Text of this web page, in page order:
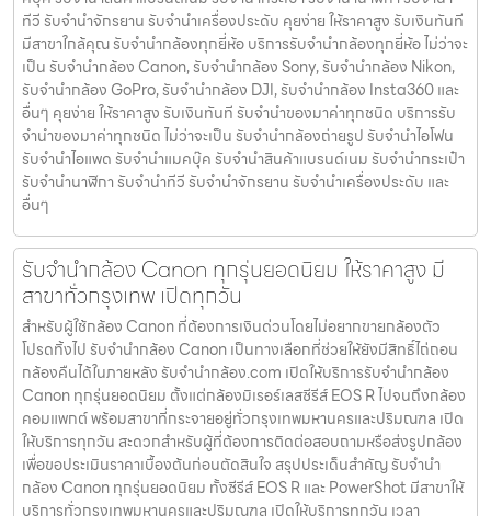
ทีวี รับจํานําจักรยาน รับจํานําเครื่องประดับ คุยง่าย ให้ราคาสูง รับเงินทันที
มีสาขาใกล้คุณ รับจำนำกล้องทุกยี่ห้อ บริการรับจำนำกล้องทุกยี่ห้อ ไม่ว่าจะ
เป็น รับจำนำกล้อง Canon, รับจำนำกล้อง Sony, รับจำนำกล้อง Nikon,
รับจำนำกล้อง GoPro, รับจำนำกล้อง DJI, รับจำนำกล้อง Insta360 และ
อื่นๆ คุยง่าย ให้ราคาสูง รับเงินทันที รับจำนำของมาค่าทุกชนิด บริการรับ
จำนำของมาค่าทุกชนิด ไม่ว่าจะเป็น รับจํานํากล้องถ่ายรูป รับจํานําไอโฟน
รับจํานําไอแพด รับจํานําแมคบุ๊ค รับจํานําสินค้าแบรนด์เนม รับจํานํากระเป๋า
รับจํานํานาฬิกา รับจํานําทีวี รับจํานําจักรยาน รับจํานําเครื่องประดับ และ
อื่นๆ
รับจำนำกล้อง Canon ทุกรุ่นยอดนิยม ให้ราคาสูง มี
สาขาทั่วกรุงเทพ เปิดทุกวัน
สำหรับผู้ใช้กล้อง Canon ที่ต้องการเงินด่วนโดยไม่อยากขายกล้องตัว
โปรดทิ้งไป รับจำนำกล้อง Canon เป็นทางเลือกที่ช่วยให้ยังมีสิทธิ์ไถ่ถอน
กล้องคืนได้ในภายหลัง รับจำนำกล้อง.com เปิดให้บริการรับจำนำกล้อง
Canon ทุกรุ่นยอดนิยม ตั้งแต่กล้องมิเรอร์เลสซีรีส์ EOS R ไปจนถึงกล้อง
คอมแพกต์ พร้อมสาขาที่กระจายอยู่ทั่วกรุงเทพมหานครและปริมณฑล เปิด
ให้บริการทุกวัน สะดวกสำหรับผู้ที่ต้องการติดต่อสอบถามหรือส่งรูปกล้อง
เพื่อขอประเมินราคาเบื้องต้นก่อนตัดสินใจ สรุปประเด็นสำคัญ รับจำนำ
กล้อง Canon ทุกรุ่นยอดนิยม ทั้งซีรีส์ EOS R และ PowerShot มีสาขาให้
บริการทั่วกรุงเทพมหานครและปริมณฑล เปิดให้บริการทุกวัน เวลา